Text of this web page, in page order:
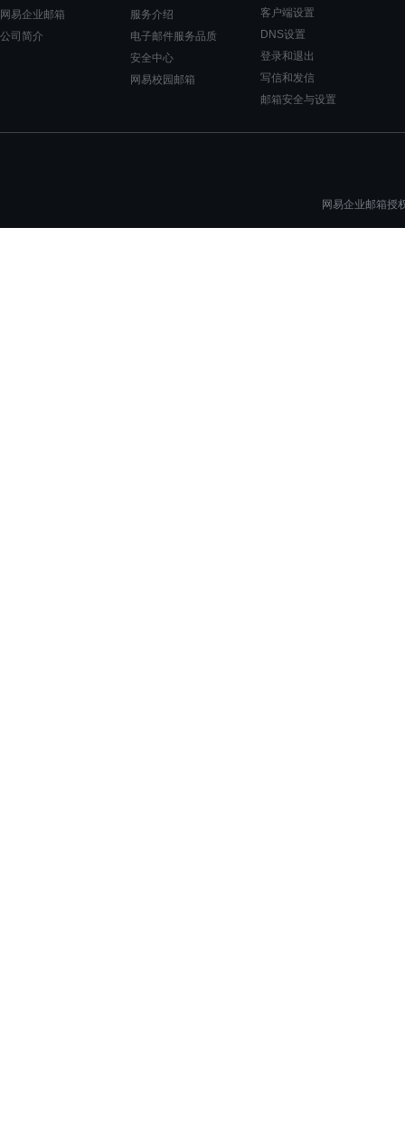
网易企业邮箱
公司简介
服务介绍
电子邮件服务品质
安全中心
网易校园邮箱
客户端设置
DNS设置
登录和退出
写信和发信
邮箱安全与设置
网易企业邮箱